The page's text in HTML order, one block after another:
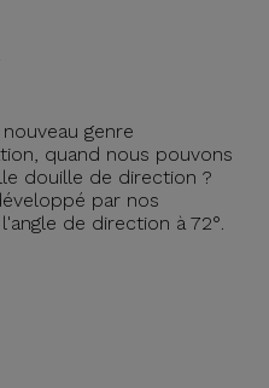
genre
quand nous pouvons
douille de direction ?
par nos
de direction à 72°.